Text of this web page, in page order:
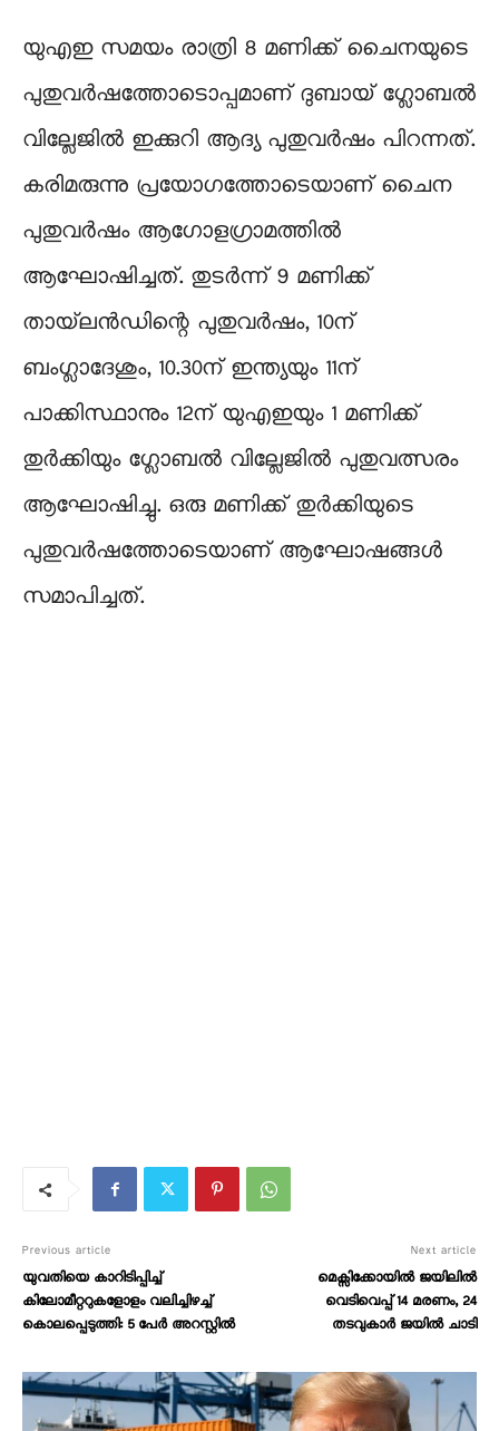
യുഎഇ സമയം രാത്രി 8 മണിക്ക് ചൈനയുടെ
പുതുവർഷത്തോടൊപ്പമാണ് ദുബായ് ഗ്ലോബൽ
വില്ലേജിൽ ഇക്കുറി ആദ്യ പുതുവർഷം പിറന്നത്.
കരിമരുന്നു പ്രയോഗത്തോടെയാണ് ചൈന
പുതുവർഷം ആഗോളഗ്രാമത്തിൽ
ആഘോഷിച്ചത്. തുടർന്ന് 9 മണിക്ക്
തായ്‌ലൻഡിന്റെ പുതുവർഷം, 10ന്
ബംഗ്ലാദേശും, 10.30ന് ഇന്ത്യയും 11ന്
പാക്കിസ്ഥാനും 12ന് യുഎഇയും 1 മണിക്ക്
തുർക്കിയും ഗ്ലോബൽ വില്ലേജിൽ പുതുവത്സരം
ആഘോഷിച്ചു. ഒരു മണിക്ക് തുർക്കിയുടെ
പുതുവർഷത്തോടെയാണ് ആഘോഷങ്ങൾ
സമാപിച്ചത്.
Previous article
യുവതിയെ കാറിടിപ്പിച്ച്
കിലോമീറ്ററുകളോളം വലിച്ചിഴച്ച്
കൊലപ്പെടുത്തി: 5 പേർ അറസ്റ്റിൽ
Next article
മെക്സിക്കോയിൽ ജയിലിൽ
വെടിവെപ്പ് 14 മരണം, 24
തടവുകാർ ജയിൽ ചാടി